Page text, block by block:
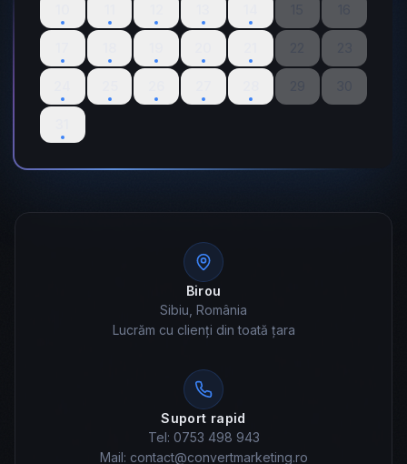
Birou
Sibiu, România
Lucrăm cu clienți din toată țara
Suport rapid
Tel: 0753 498 943
Mail: contact@convertmarketing.ro